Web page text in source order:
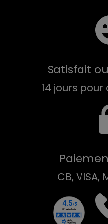
Satisfait
14 jours
CB,